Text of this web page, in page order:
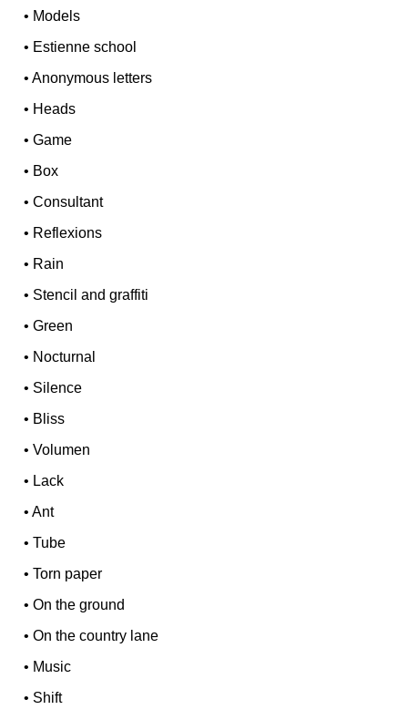
• Models
• Estienne school
•Anonymous letters
• Heads
•Game
• Box
•Consultant
• Reflexions
• Rain
• Stencil and graffiti
•Green
• Nocturnal
• Silence
• Bliss
•Volumen
• Lack
•Ant
•Tube
•Torn paper
•On the ground
•On the country lane
• Music
• Shift